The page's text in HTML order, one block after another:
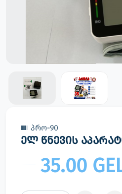
პრო-90
ელ წნევის
35.00